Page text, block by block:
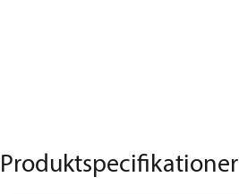
Produktspecifikationer